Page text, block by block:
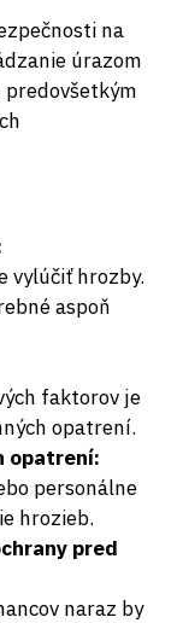
na
úrazom
predovšetkým
vylúčiť hrozby.
aspoň
faktorov je
opatrení.
opatrení:
personálne
hrozieb.
pred
naraz by